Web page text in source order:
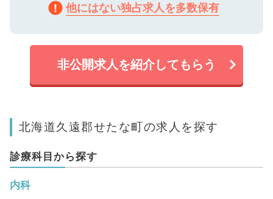
他にはない独占求人を多数保有
非公開求人を紹介してもらう
北海道久遠郡せたな町の求人を探す
診療科目から探す
内科